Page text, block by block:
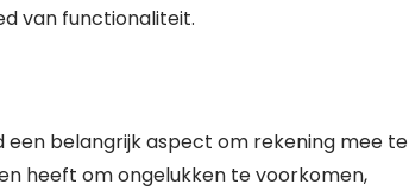
van functionaliteit.
een belangrijk aspect om rekening mee te
heeft om ongelukken te voorkomen,